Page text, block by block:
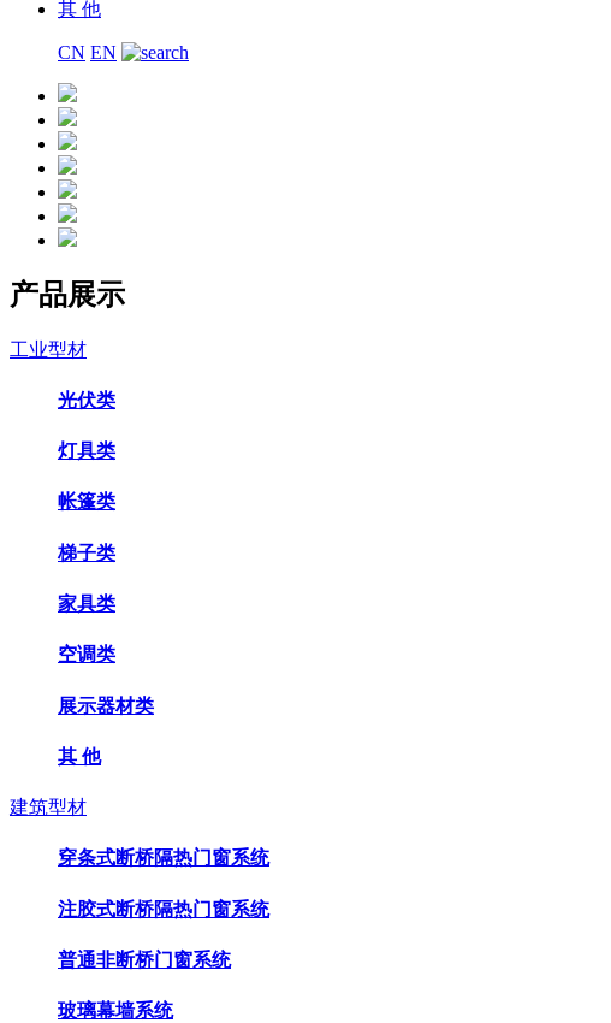
其 他
CN EN
产品展示
工业型材
光伏类
灯具类
帐篷类
梯子类
家具类
空调类
展示器材类
其 他
建筑型材
穿条式断桥隔热门窗系统
注胶式断桥隔热门窗系统
普通非断桥门窗系统
玻璃幕墙系统